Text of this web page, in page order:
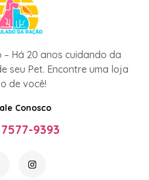
Há 20 anos cuidando da
seu Pet. Encontre uma loja
de você!
Conosco
9393